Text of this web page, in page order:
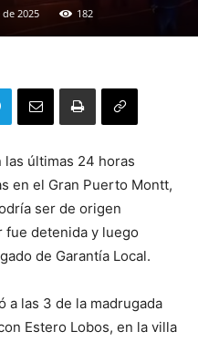
2025 182
últimas 24 horas
en el Gran Puerto Montt,
ser de origen
fue detenida y luego
de Garantía Local.
a las 3 de la madrugada
Estero Lobos, en la villa